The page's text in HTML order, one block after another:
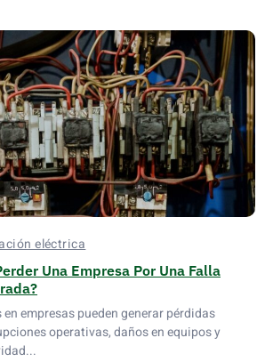
eléctrica
Una Empresa Por Una Falla
empresas pueden generar pérdidas
operativas, daños en equipos y